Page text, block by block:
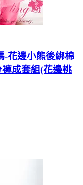
-花邊小熊後綁棉
成套組(花邊桃